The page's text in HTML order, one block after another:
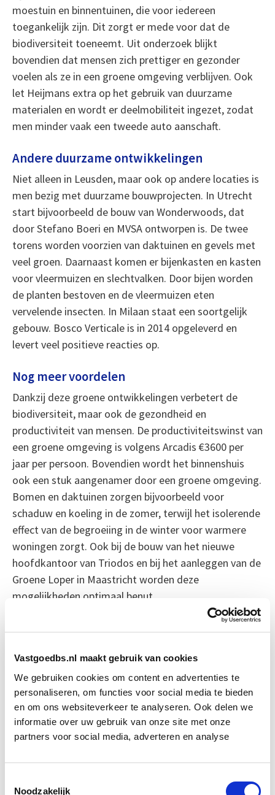
Vastgoedbs.nl maakt gebruik van cookies
We gebruiken cookies om content en advertenties te
personaliseren, om functies voor social media te bieden
en om ons websiteverkeer te analyseren. Ook delen we
informatie over uw gebruik van onze site met onze
partners voor social media, adverteren en analyse
Noodzakelijk
moestuin en binnentuinen, die voor iedereen
toegankelijk zijn. Dit zorgt er mede voor dat de
biodiversiteit toeneemt. Uit onderzoek blijkt
bovendien dat mensen zich prettiger en gezonder
voelen als ze in een groene omgeving verblijven. Ook
let Heijmans extra op het gebruik van duurzame
materialen en wordt er deelmobiliteit ingezet, zodat
men minder vaak een tweede auto aanschaft.
Andere duurzame ontwikkelingen
Niet alleen in Leusden, maar ook op andere locaties is
men bezig met duurzame bouwprojecten. In Utrecht
start bijvoorbeeld de bouw van Wonderwoods, dat
door Stefano Boeri en MVSA ontworpen is. De twee
torens worden voorzien van daktuinen en gevels met
veel groen. Daarnaast komen er bijenkasten en kasten
voor vleermuizen en slechtvalken. Door bijen worden
de planten bestoven en de vleermuizen eten
vervelende insecten. In Milaan staat een soortgelijk
gebouw. Bosco Verticale is in 2014 opgeleverd en
levert veel positieve reacties op.
Nog meer voordelen
Dankzij deze groene ontwikkelingen verbetert de
biodiversiteit, maar ook de gezondheid en
productiviteit van mensen. De productiviteitswinst van
een groene omgeving is volgens Arcadis €3600 per
jaar per persoon. Bovendien wordt het binnenshuis
ook een stuk aangenamer door een groene omgeving.
Bomen en daktuinen zorgen bijvoorbeeld voor
schaduw en koeling in de zomer, terwijl het isolerende
effect van de begroeiing in de winter voor warmere
woningen zorgt. Ook bij de bouw van het nieuwe
hoofdkantoor van Triodos en bij het aanleggen van de
Groene Loper in Maastricht worden deze
mogelijkheden optimaal benut.
Een gezondere bevolking in Maastricht
aangelegd op de oude plek van de A2. Er zijn veel
wandel- en fietspaden en aan de randen van het park
worden 1145 huizen gebouwd. Niet alleen in de
buitenruimte wordt veel aandacht aan gezondheid
besteedt, maar ook binnenshuis. Ballast Nedam en
systemen aan, die niet alleen ventileren, maar ook de